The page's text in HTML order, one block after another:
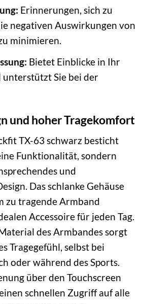
Erinnerungen, sich zu
negativen Auswirkungen von
minimieren.
Bietet Einblicke in Ihr
unterstützt Sie bei der
und hoher Tragekomfort
TX-63 schwarz besticht
Funktionalität, sondern
und
Das schlanke Gehäuse
zu tragende Armband
Accessoire für jeden Tag.
des Armbandes sorgt
Tragegefühl, selbst bei
oder während des Sports.
über den Touchscreen
schnellen Zugriff auf alle